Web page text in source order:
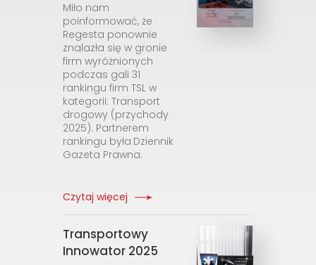
Miło nam
poinformować, że
Regesta ponownie
znalazła się w gronie
firm wyróżnionych
podczas gali 31
rankingu firm TSL w
kategorii: Transport
drogowy (przychody
2025). Partnerem
rankingu była Dziennik
Gazeta Prawna.
Czytaj więcej
Transportowy
Innowator 2025